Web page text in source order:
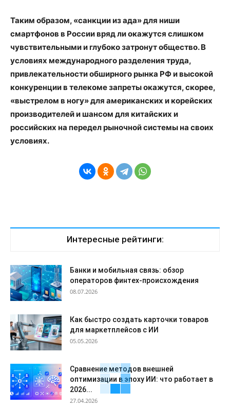
Таким образом, «санкции из ада» для ниши
смартфонов в России вряд ли окажутся слишком
чувствительными и глубоко затронут общество. В
условиях международного разделения труда,
привлекательности обширного рынка РФ и высокой
конкуренции в телекоме запреты окажутся, скорее,
«выстрелом в ногу» для американских и корейских
производителей и шансом для китайских и
российских на передел рыночной системы на своих
условиях.
Интересные рейтинги:
Банки и мобильная связь: обзор
операторов финтех-происхождения
08.07.2026
Как быстро создать карточки товаров
для маркетплейсов с ИИ
05.05.2026
Сравнение методов внешней
оптимизации в эпоху ИИ: что работает в
2026...
27.04.2026